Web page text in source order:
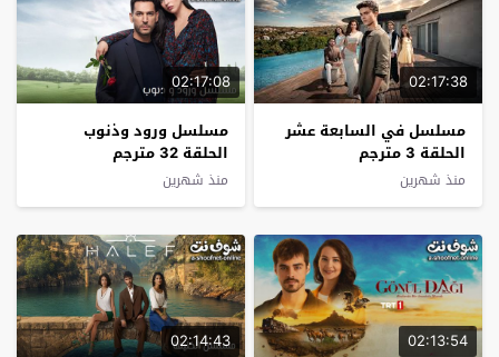
02:17:38
مسلسل في السابعة عشر
الحلقة 3 مترجم
منذ شهرين
02:17:08
مسلسل ورود وذنوب
الحلقة 32 مترجم
منذ شهرين
02:13:54
02:14:43